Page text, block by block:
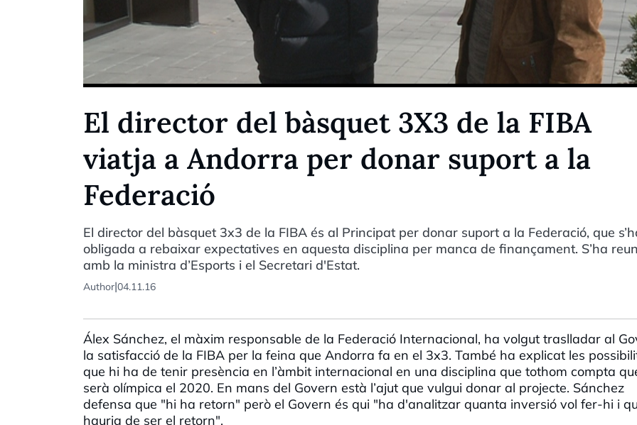
El director del bàsquet 3X3 de la FIBA
viatja a Andorra per donar suport a la
Federació
El director del bàsquet 3x3 de la FIBA és al Principat per donar suport a la Federació, que
obligada a rebaixar expectatives en aquesta disciplina per manca de finançament. S’ha
amb la ministra d’Esports i el Secretari d'Estat.
Author|04.11.16
Álex Sánchez, el màxim responsable de la Federació Internacional, ha volgut traslladar al
la satisfacció de la FIBA per la feina que Andorra fa en el 3x3. També ha explicat les
que hi ha de tenir presència en l’àmbit internacional en una disciplina que tothom compta
serà olímpica el 2020. En mans del Govern està l’ajut que vulgui donar al projecte. Sánchez
defensa que "hi ha retorn" però el Govern és qui "ha d'analitzar quanta inversió vol fer-hi i
hauria de ser el retorn".